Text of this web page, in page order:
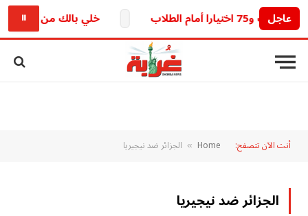
عاجل خلي بالك من خطك..⏸
أنت الآن تتصفح: Home
» الجزائر ضد نيجيريا
الجزائر ضد نيجيريا